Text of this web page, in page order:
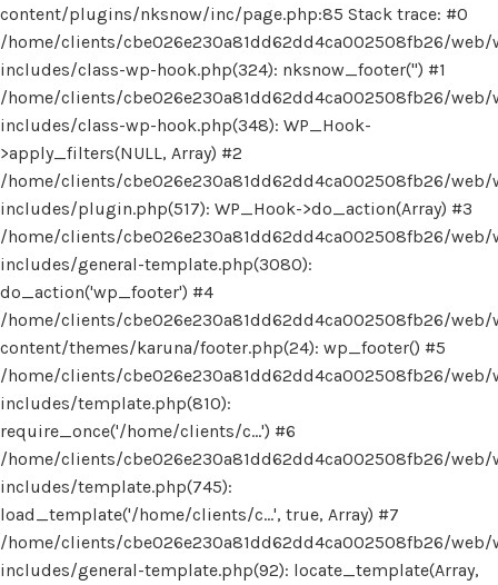
content/plugins/nksnow/inc/page.php:85 Stack trace: #0
/home/clients/cbe026e230a81dd62dd4ca002508fb26/web/
includes/class-wp-hook.php(324): nksnow_footer('') #1
/home/clients/cbe026e230a81dd62dd4ca002508fb26/web/
includes/class-wp-hook.php(348): WP_Hook-
>apply_filters(NULL, Array) #2
/home/clients/cbe026e230a81dd62dd4ca002508fb26/web/
includes/plugin.php(517): WP_Hook->do_action(Array) #3
/home/clients/cbe026e230a81dd62dd4ca002508fb26/web/
includes/general-template.php(3080):
do_action('wp_footer') #4
/home/clients/cbe026e230a81dd62dd4ca002508fb26/web/
content/themes/karuna/footer.php(24): wp_footer() #5
/home/clients/cbe026e230a81dd62dd4ca002508fb26/web/
includes/template.php(810):
require_once('/home/clients/c...') #6
/home/clients/cbe026e230a81dd62dd4ca002508fb26/web/
includes/template.php(745):
load_template('/home/clients/c...', true, Array) #7
/home/clients/cbe026e230a81dd62dd4ca002508fb26/web/
includes/general-template.php(92): locate_template(Array,